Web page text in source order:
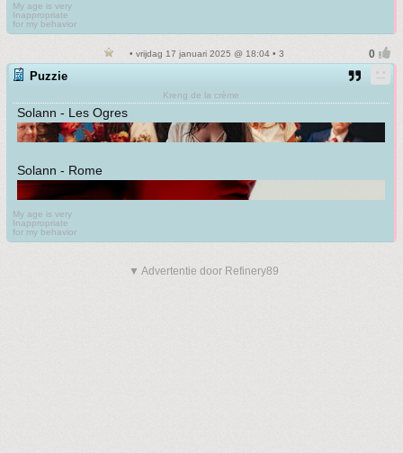
My age is very
Inappropriate
for my behavior
• vrijdag 17 januari 2025 @ 18:04 • 3
Puzzie
Kreng de la crème
Solann - Les Ogres
Solann - Rome
My age is very
Inappropriate
for my behavior
▼ Advertentie door Refinery89